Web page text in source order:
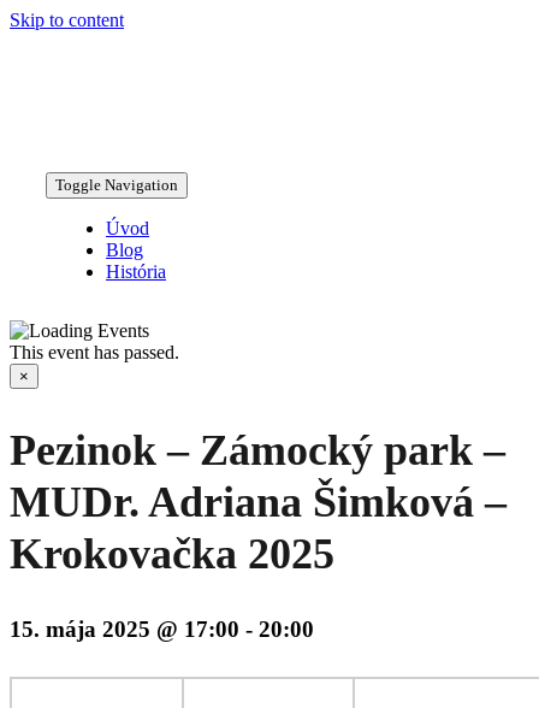
Skip to content
Toggle Navigation
Úvod
Blog
História
This event has passed.
×
Pezinok – Zámocký park –
MUDr. Adriana Šimková –
Krokovačka 2025
15. mája 2025 @ 17:00 - 20:00